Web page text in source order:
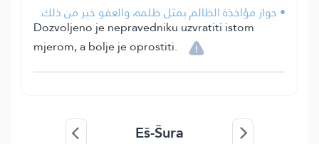
• جواز مؤاخذة الظالم بمثل ظلمه، والعفو خير من ذلك.
Dozvoljeno je nepravedniku uzvratiti istom
mjerom, a bolje je oprostiti.
Eš-Šura